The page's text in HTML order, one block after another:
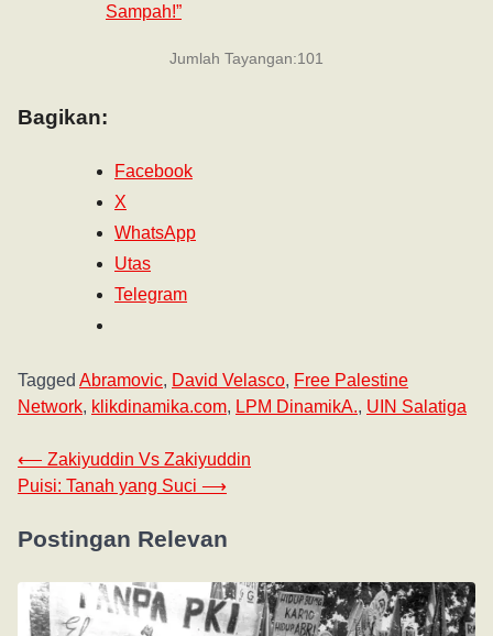
Sampah!”
Jumlah Tayangan:101
Bagikan:
Facebook
X
WhatsApp
Utas
Telegram
Tagged Abramovic, David Velasco, Free Palestine
Network, klikdinamika.com, LPM DinamikA., UIN Salatiga
⟵ Zakiyuddin Vs Zakiyuddin
Puisi: Tanah yang Suci ⟶
Postingan Relevan